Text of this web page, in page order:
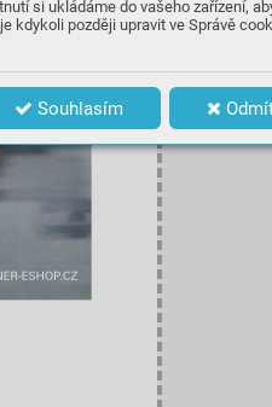
si ukládáme do vašeho zařízení,
kdykoli později upravit ve Správě
Souhlasím